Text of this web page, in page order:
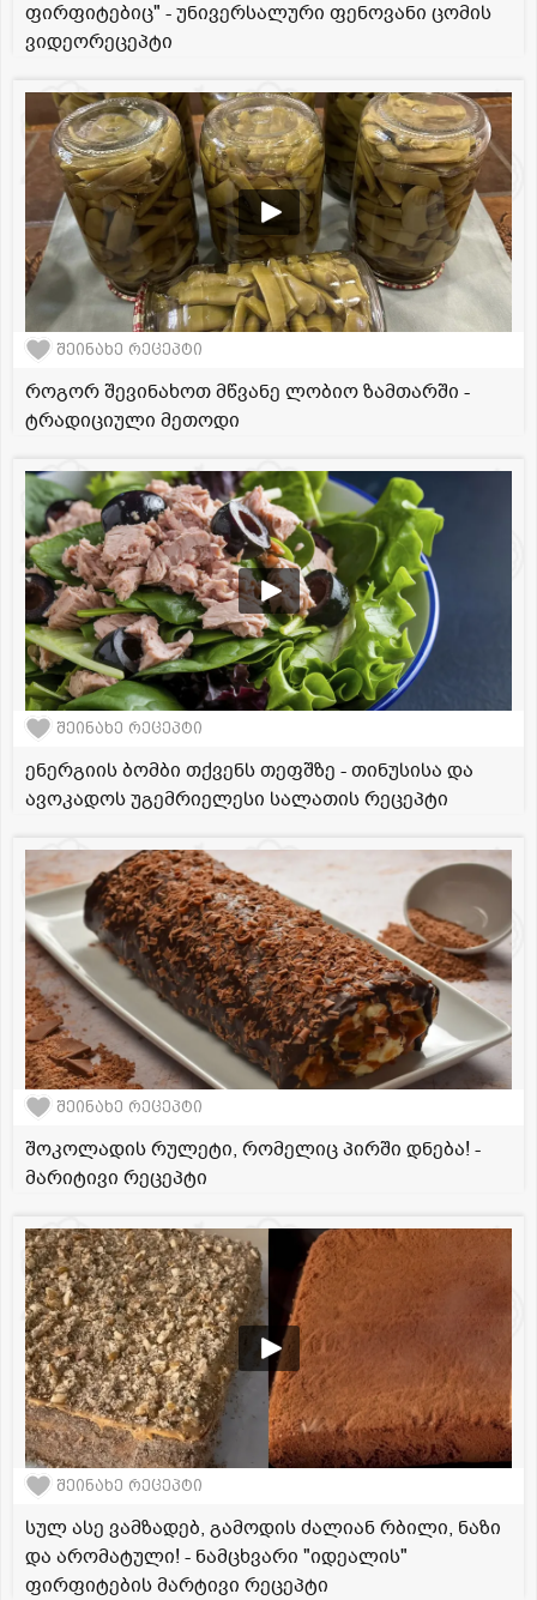
ფირფიტებიც" - უნივერსალური ფენოვანი ცომის
ვიდეორეცეპტი
შეინახე რეცეპტი
როგორ შევინახოთ მწვანე ლობიო ზამთარში -
ტრადიციული მეთოდი
შეინახე რეცეპტი
ენერგიის ბომბი თქვენს თეფშზე - თინუსისა და
ავოკადოს უგემრიელესი სალათის რეცეპტი
შეინახე რეცეპტი
შოკოლადის რულეტი, რომელიც პირში დნება! -
მარიტივი რეცეპტი
შეინახე რეცეპტი
სულ ასე ვამზადებ, გამოდის ძალიან რბილი, ნაზი
და არომატული! - ნამცხვარი "იდეალის"
ფირფიტების მარტივი რეცეპტი